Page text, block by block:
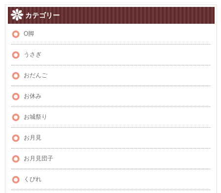
カテゴリー
O脚
うさぎ
おだんご
お休み
お城祭り
お月見
お月見団子
くびれ